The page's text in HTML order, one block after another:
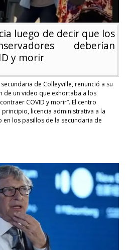
luego de decir que los
deberían
y morir
de Colleyville, renunció a su
de un video que exhortaba a los
COVID y morir”. El centro
licencia administrativa a la
los pasillos de la secundaria de
decir
que
cristianos
conservadores
deberían
contagiarse
COVID
y
morir